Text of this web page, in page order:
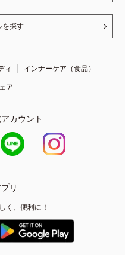
を探す
ィ
インナーケア（食品）
ア
カウント
リ
く、便利に！